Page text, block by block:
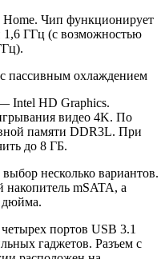
Чип функционирует
1,6 ГГц (с возможностью
Intel HD Graphics.
видео 4K. По
памяти DDR3L. При
до 8 ГБ.
несколько вариантов.
mSATA, а
дюйма.
портов USB 3.1
гаджетов. Разъем с